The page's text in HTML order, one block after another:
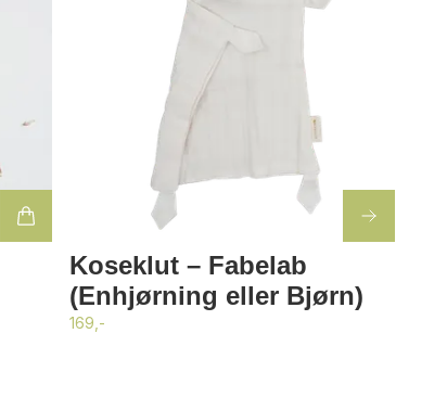
Koseklut – Fabelab
(Enhjørning eller Bjørn)
169,-